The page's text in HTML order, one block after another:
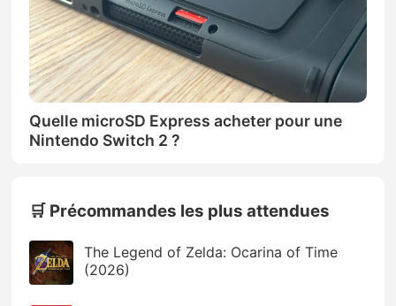
Quelle microSD Express acheter pour une
Nintendo Switch 2 ?
🛒 Précommandes les plus attendues
The Legend of Zelda: Ocarina of Time
(2026)